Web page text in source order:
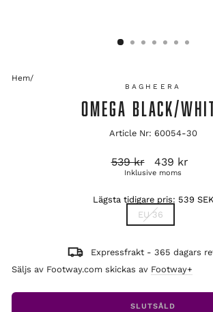
Hem/
BAGHEERA
OMEGA BLACK/
Article Nr: 60054-30
Ordinarie
pris
539 kr Reapris
439 kr
Inklusive moms
Lägsta tidigare pris: 539 SEK
EU 36
Expressfrakt - 365 dagars
Säljs av Footway.com skickas av Footway+
SLUTSÅLD